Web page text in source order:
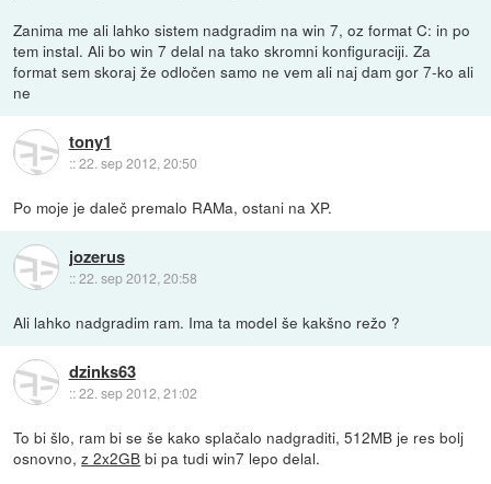
Zanima me ali lahko sistem nadgradim na win 7, oz format C: in po
tem instal. Ali bo win 7 delal na tako skromni konfiguraciji. Za
format sem skoraj že odločen samo ne vem ali naj dam gor 7-ko ali
ne
tony1
::22. sep 2012, 20:50
Po moje je daleč premalo RAMa, ostani na XP.
jozerus
::22. sep 2012, 20:58
Ali lahko nadgradim ram. Ima ta model še kakšno režo ?
dzinks63
::22. sep 2012, 21:02
To bi šlo, ram bi se še kako splačalo nadgraditi, 512MB je res bolj
osnovno,z 2x2GB bi pa tudi win7 lepo delal.